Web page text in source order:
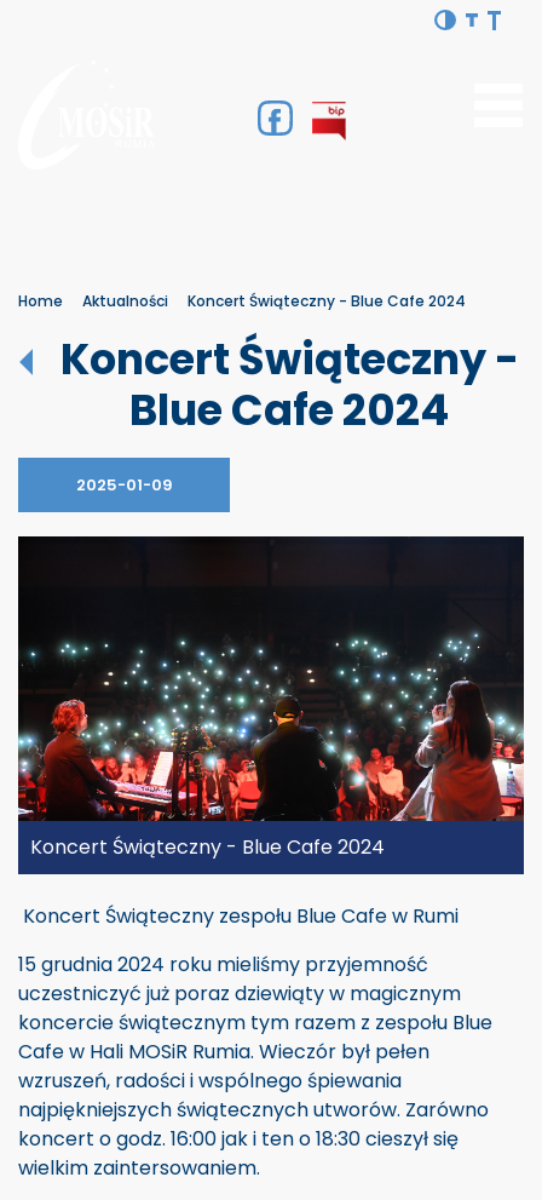
Home Aktualności Koncert Świąteczny - Blue Cafe 2024
Koncert Świąteczny -
Blue Cafe 2024
2025-01-09
Koncert Świąteczny - Blue Cafe 2024
Koncert Świąteczny zespołu Blue Cafe w Rumi
15 grudnia 2024 roku mieliśmy przyjemność
uczestniczyć już poraz dziewiąty w magicznym
koncercie świątecznym tym razem z zespołu Blue
Cafe w Hali MOSiR Rumia. Wieczór był pełen
wzruszeń, radości i wspólnego śpiewania
najpiękniejszych świątecznych utworów. Zarówno
koncert o godz. 16:00 jak i ten o 18:30 cieszył się
wielkim zaintersowaniem.